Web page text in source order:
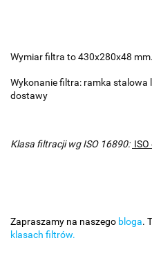
Wymiar filtra to 430x280x48 mm.
Wykonanie filtra: ramka stalowa
dostawy
Klasa filtracji wg ISO 16890:
Zapraszamy na naszego bloga.
klasach filtrów.